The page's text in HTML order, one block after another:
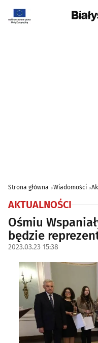
Strona główna Wiadomości
AKTUALNOŚCI
Ośmiu
będzie
2023.03.23 15:38